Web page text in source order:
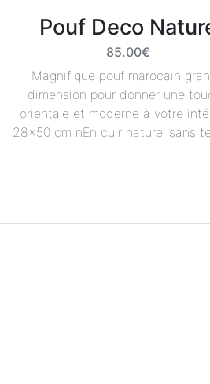
Pouf Deco
85.00€
Magnifique pouf marocain
dimension pour donner une
orientale et moderne à votre
28x50 cm nEn cuir naturel sans